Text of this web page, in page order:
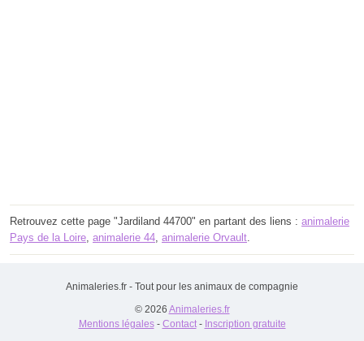
Retrouvez cette page "Jardiland 44700" en partant des liens : animalerie
Pays de la Loire animalerie 44 animalerie Orvault
Animaleries.fr - Tout pour les animaux de compagnie
© 2026 Animaleries.fr
Mentions légales- Contact- Inscription gratuite